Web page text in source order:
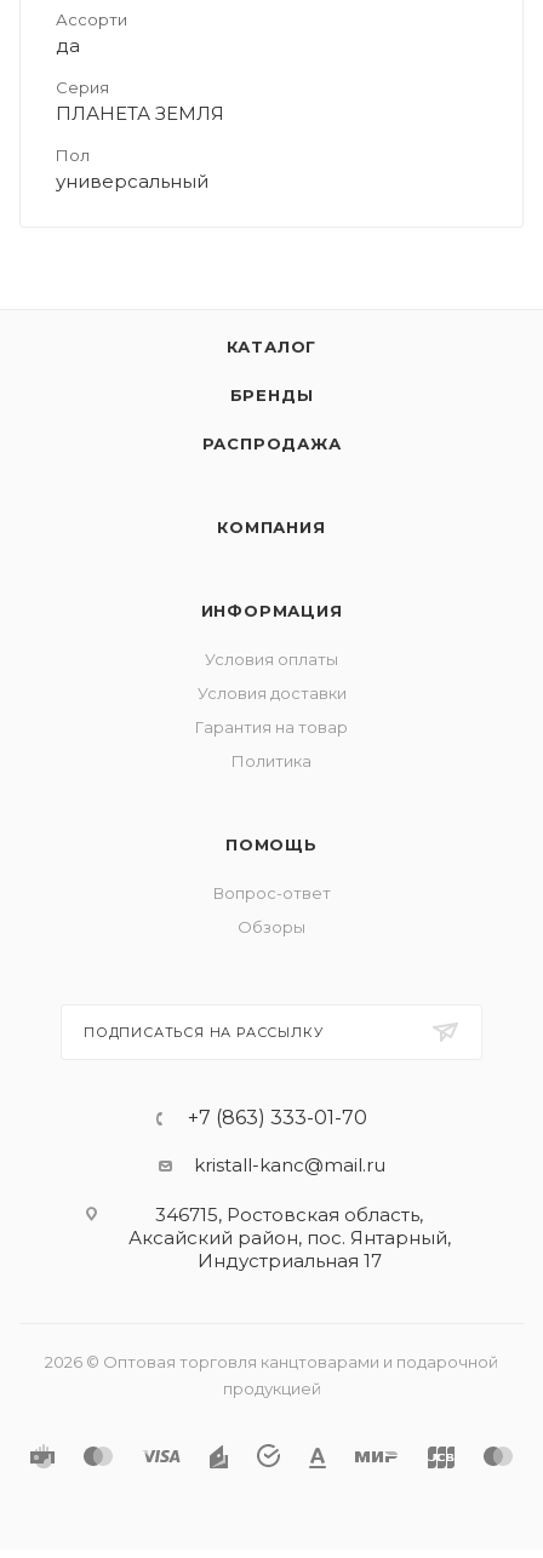
Ассорти
да
Серия
ПЛАНЕТА ЗЕМЛЯ
Пол
универсальный
КАТАЛОГ
БРЕНДЫ
РАСПРОДАЖА
КОМПАНИЯ
ИНФОРМАЦИЯ
Условия оплаты
Условия доставки
Гарантия на товар
Политика
ПОМОЩЬ
Вопрос-ответ
Обзоры
ПОДПИСАТЬСЯ НА РАССЫЛКУ
+7 (863) 333-01-70
kristall-kanc@mail.ru
346715, Ростовская область​,
Аксайский район, пос. Янтарный,
Индустриальная 17
2026 © Оптовая торговля канцтоварами и подарочной
продукцией